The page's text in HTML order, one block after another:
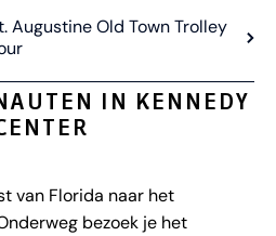
Augustine Old Town Trolley
IN KENNEDY
van Florida naar het
bezoek je het